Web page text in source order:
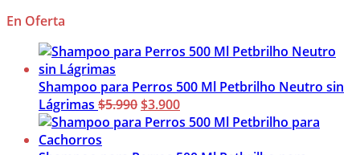
En Oferta
Shampoo para Perros 500 Ml Petbrilho Neutro sin
Lágrimas $5.990El
precio
$3.900El
precio